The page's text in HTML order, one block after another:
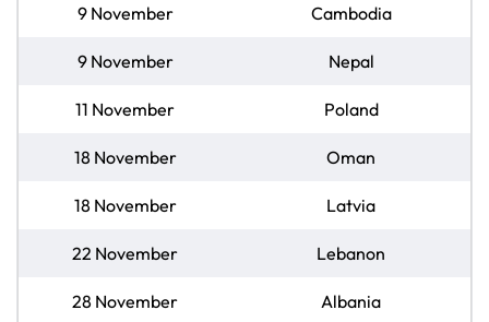
9 November Cambodia
9 November Nepal
11 November Poland
18 November Oman
18 November Latvia
22 November Lebanon
28 November Albania